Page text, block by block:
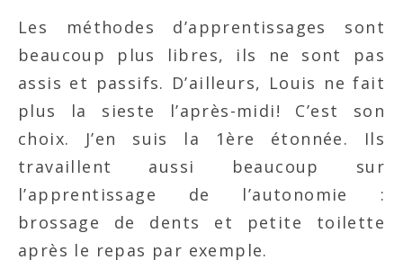
Les méthodes d’apprentissages sont
beaucoup plus libres, ils ne sont pas
assis et passifs. D’ailleurs, Louis ne fait
plus la sieste l’après-midi! C’est son
choix. J’en suis la 1ère étonnée. Ils
travaillent aussi beaucoup sur
l’apprentissage de l’autonomie :
brossage de dents et petite toilette
après le repas par exemple.